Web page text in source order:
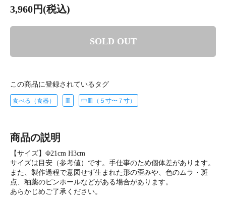
3,960円(税込)
SOLD OUT
この商品に登録されているタグ
食べる（食器） 皿 中皿（５寸〜７寸）
商品の説明
【サイズ】Φ21cm H3cm
サイズは目安（参考値）です。手仕事のため個体差があります。
また、製作過程で意図せず生まれた形の歪みや、色のムラ・斑
点、釉薬のピンホールなどがある場合があります。
あらかじめご了承ください。